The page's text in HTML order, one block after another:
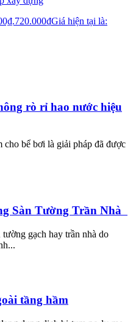
720.000₫Giá hiện tại là:
rò rỉ hao nước hiệu
bể bơi là giải pháp đã được
Sàn Tường Trần Nhà
gạch hay trần nhà do
tầng hầm